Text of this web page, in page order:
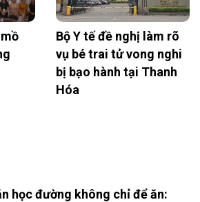
Bộ Y tế đề nghị làm rõ
vụ bé trai tử vong nghi
bị bạo hành tại Thanh
Hóa
học đường không chỉ để ăn: